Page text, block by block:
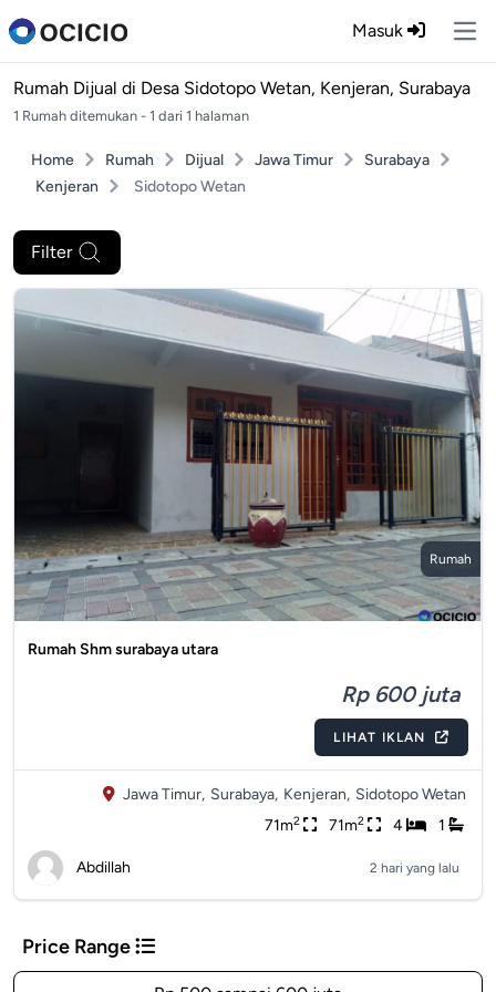
Masuk
Rumah Dijual di Desa Sidotopo Wetan, Kenjeran, Surabaya
1 Rumah ditemukan - 1 dari 1 halaman
Home Rumah Dijual Jawa Timur
Surabaya
Kenjeran
Sidotopo Wetan
Filter
Rumah
Rumah Shm surabaya utara
Rp 600 juta
LIHAT IKLAN
Jawa Timur, Surabaya, Kenjeran, Sidotopo Wetan
71m2 71m2 4 1
Abdillah 2 hari yang lalu
Price Range